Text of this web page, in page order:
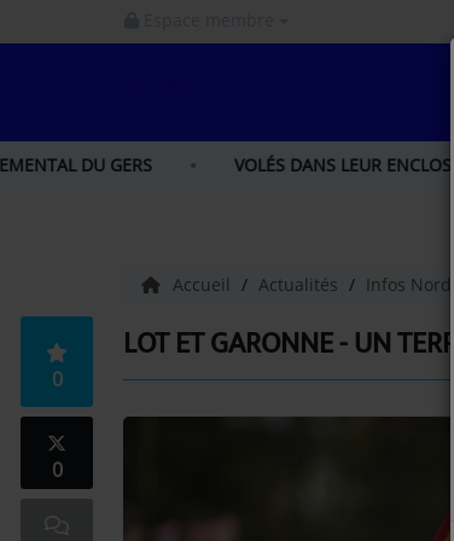
VOLÉS DANS LEUR ENCLOS À IBOS, LOU
ACCUEIL
INFOS NORD GASCOGNE
INFOS HAUTES - PYRÉNÉES
LA RADIO
PODCAST
Accueil Actualités Infos Nord
LOT ET GARONNE - UN
0
0